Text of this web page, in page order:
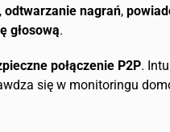
odtwarzanie nagrań,
głosową.
połączenie P2P.
się w monitoringu